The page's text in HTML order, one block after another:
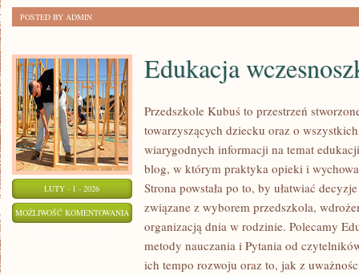
POSTED BY ADMIN
LUTY - 1 - 2026
MOŻLIWOŚĆ KOMENTOWANIA EDUKACJA
WCZESNOSZKOLNA
Edukacja
Przedszkole Kubuś to przestrzeń
towarzyszących dziecku oraz o
wiarygodnych informacji na temat
blog, w którym praktyka opieki i
Strona powstała po to, by ułatwiać
związane z wyborem przedszkola,
organizacją dnia w rodzinie. Polecamy
metody nauczania i Pytania od
ich tempo rozwoju oraz to, jak z